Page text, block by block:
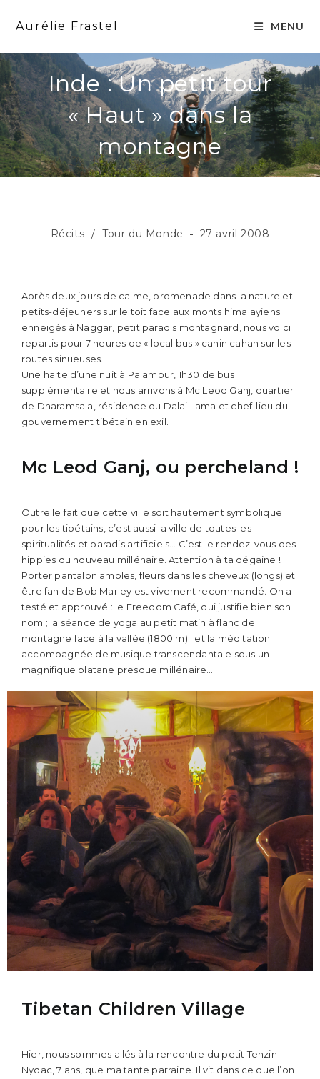
Aurélie Frastel MENU
Inde : Un petit tour
« Haut » dans la
montagne
Récits / Tour du Monde 27 avril 2008
Après deux jours de calme, promenade dans la nature et
petits-déjeuners sur le toit face aux monts himalayiens
enneigés à Naggar, petit paradis montagnard, nous voici
repartis pour 7 heures de « local bus » cahin cahan sur les
routes sinueuses.
Une halte d’une nuit à Palampur, 1h30 de bus
supplémentaire et nous arrivons à Mc Leod Ganj, quartier
de Dharamsala, résidence du Dalai Lama et chef-lieu du
gouvernement tibétain en exil.
Mc Leod Ganj, ou percheland !
Outre le fait que cette ville soit hautement symbolique
pour les tibétains, c’est aussi la ville de toutes les
spiritualités et paradis artificiels… C’est le rendez-vous des
hippies du nouveau millénaire. Attention à ta dégaine !
Porter pantalon amples, fleurs dans les cheveux (longs) et
être fan de Bob Marley est vivement recommandé. On a
testé et approuvé : le Freedom Café, qui justifie bien son
nom ; la séance de yoga au petit matin à flanc de
montagne face à la vallée (1800 m) ; et la méditation
accompagnée de musique transcendantale sous un
magnifique platane presque millénaire…
Tibetan Children Village
Hier, nous sommes allés à la rencontre du petit Tenzin
Nydac, 7 ans, que ma tante parraine. Il vit dans ce que l’on